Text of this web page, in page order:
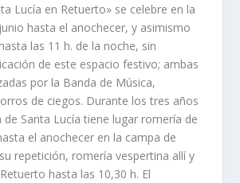
Lucí­a en Retuerto» se celebre en la
hasta el anochecer, y asimismo
las 11 h. de la noche, sin
de este espacio festivo; ambas
por la Banda de Música,
de ciegos. Durante los tres años
de Santa Lucí­a tiene lugar romerí­a de
el anochecer en la campa de
repetición, romerí­a vespertina allí­ y
hasta las 10,30 h. El